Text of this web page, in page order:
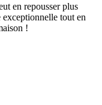
en repousser plus
tout en
!